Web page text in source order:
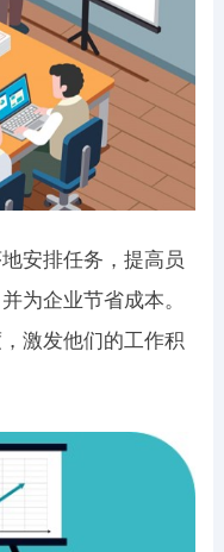
安排任务，提高员
为企业节省成本。
激发他们的工作积